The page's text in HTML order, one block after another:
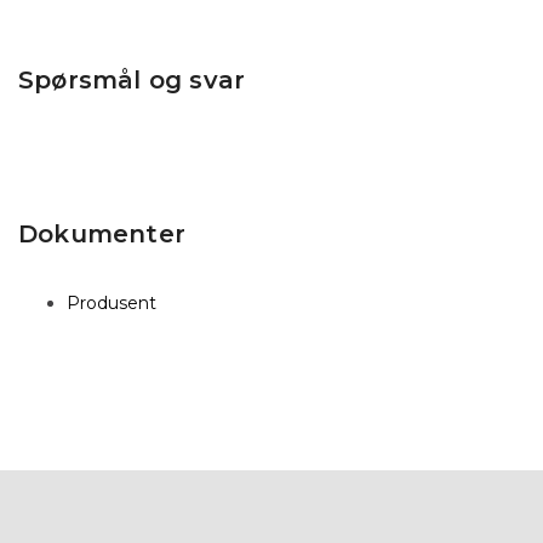
Spørsmål og svar
Dokumenter
Produsent